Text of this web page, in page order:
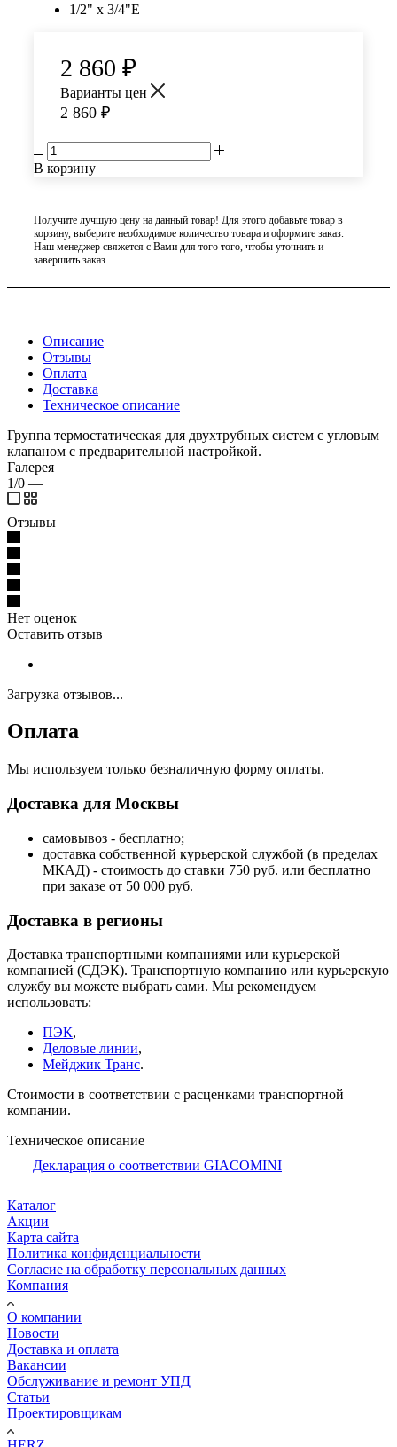
1/2" x 3/4"E
2 860 ₽
Варианты цен
2 860 ₽
В корзину
Получите лучшую цену на данный товар! Для этого добавьте товар в
корзину, выберите необходимое количество товара и оформите заказ.
Наш менеджер свяжется с Вами для того того, чтобы уточнить и
завершить заказ.
Описание
Отзывы
Оплата
Доставка
Техническое описание
Группа термостатическая для двухтрубных cистем с угловым
клапаном с предварительной настройкой.
Галерея
1/0 —
Отзывы
Нет оценок
Оставить отзыв
Загрузка отзывов...
Оплата
Мы используем только безналичную форму оплаты.
Доставка для Москвы
самовывоз - бесплатно;
доставка собственной курьерской службой (в пределах
МКАД) - стоимость до ставки 750 руб. или бесплатно
при заказе от 50 000 руб.
Доставка в регионы
Доставка транспортными компаниями или курьерской
компанией (СДЭК). Транспортную компанию или курьерскую
службу вы можете выбрать сами. Мы рекомендуем
использовать:
ПЭК,
Деловые линии,
Мейджик Транс.
Стоимости в соответствии с расценками транспортной
компании.
Техническое описание
Декларация о соответствии GIACOMINI
Каталог
Акции
Карта сайта
Политика конфиденциальности
Согласие на обработку персональных данных
Компания
О компании
Новости
Доставка и оплата
Вакансии
Обслуживание и ремонт УПД
Статьи
Проектировщикам